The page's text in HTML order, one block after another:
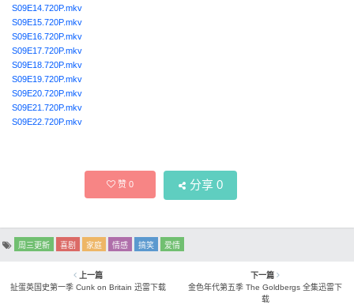
S09E14.720P.mkv
S09E15.720P.mkv
S09E16.720P.mkv
S09E17.720P.mkv
S09E18.720P.mkv
S09E19.720P.mkv
S09E20.720P.mkv
S09E21.720P.mkv
S09E22.720P.mkv
赞0 分享 0
周三更新 喜剧 家庭 情感 搞笑 爱情
上一篇
扯蛋英国史第一季 Cunk on Britain 迅雷下载
下一篇
金色年代第五季 The Goldbergs 全集迅雷下
载